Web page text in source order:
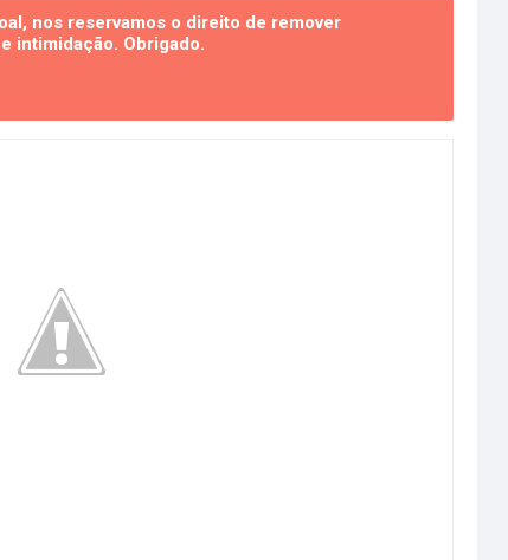
nos reservamos o direito de remover
intimidação. Obrigado.